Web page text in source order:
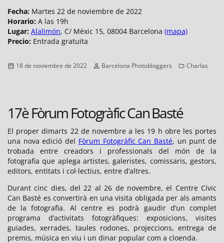
Fecha: Martes 22 de noviembre de 2022
Horario: A las 19h
Lugar: Alalimón, C/ Mèxic 15, 08004 Barcelona (mapa)
Precio: Entrada gratuita
Publicado
18 de noviembre de 2022 Autor
Barcelona Photobloggers Categorías
Charlas
17è Fòrum Fotogràfic Can Basté
El proper dimarts 22 de novembre a les 19 h obre les portes
una nova edició del Fòrum Fotogràfic Can Basté, un punt de
trobada entre creadors i professionals del món de la
fotografia que aplega artistes, galeristes, comissaris, gestors,
editors, entitats i col·lectius, entre d’altres.
Durant cinc dies, del 22 al 26 de novembre, el Centre Cívic
Can Basté es convertirà en una visita obligada per als amants
de la fotografia. Al centre es podrà gaudir d’un complet
programa d’activitats fotogràfiques: exposicions, visites
guiades, xerrades, taules rodones, projeccions, entrega de
premis, música en viu i un dinar popular com a cloenda.